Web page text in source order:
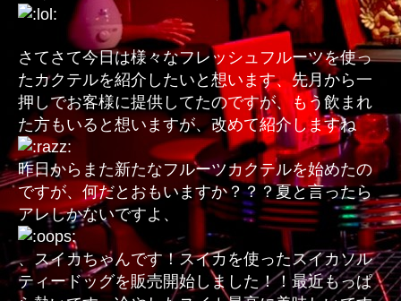
さてさて今日は様々なフレッシュフルーツを使っ
たカクテルを紹介したいと想います、先月から一
押しでお客様に提供してたのですが、もう飲まれ
た方もいると想いますが、改めて紹介しますね
昨日からまた新たなフルーツカクテルを始めたの
ですが、何だとおもいますか？？？夏と言ったら
アレしかないですよ、
、スイカちゃんです！スイカを使ったスイカソル
ティードッグを販売開始しました！！最近もっぱ